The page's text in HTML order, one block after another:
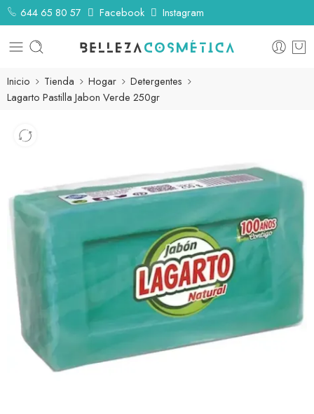
644 65 80 57 Facebook Instagram
Inicio Tienda Hogar
Detergentes
Lagarto Pastilla Jabon Verde 250gr